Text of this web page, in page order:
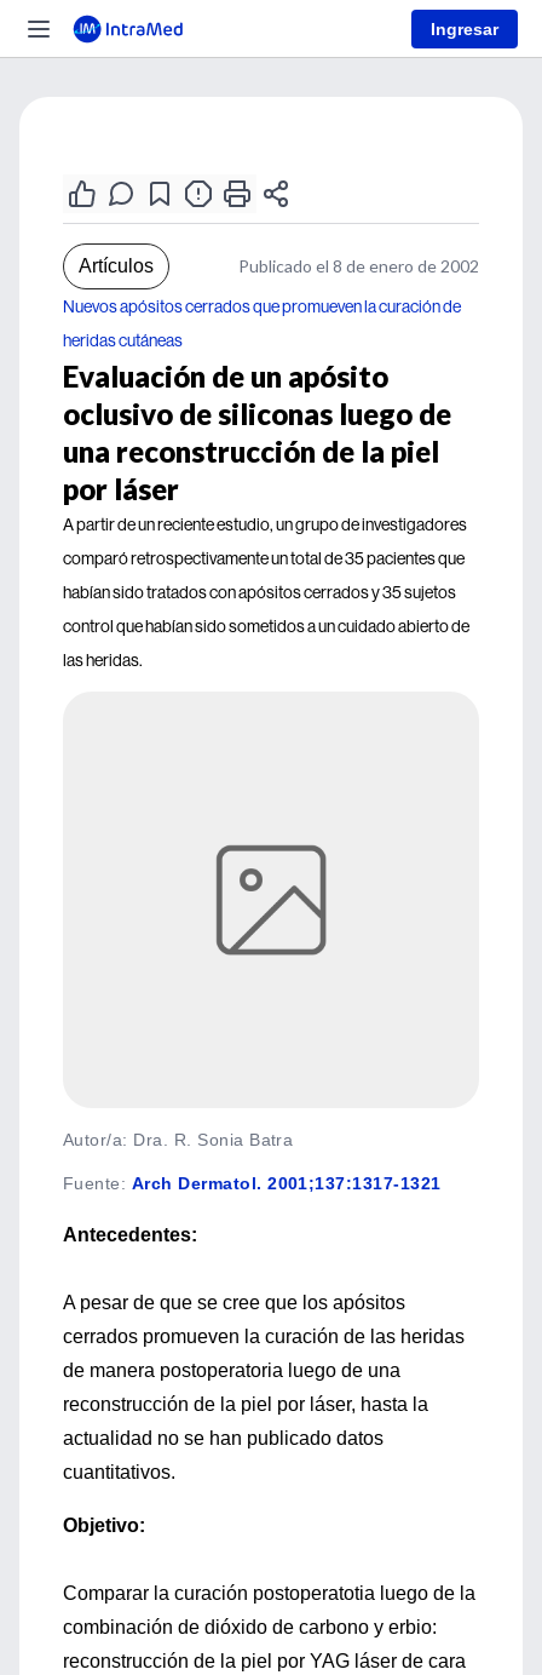
Ingresar
Artículos Publicado el 8 de enero de 2002
Nuevos apósitos cerrados que promueven la curación de
heridas cutáneas
Evaluación de un apósito
oclusivo de siliconas luego de
una reconstrucción de la piel
por láser
A partir de un reciente estudio, un grupo de investigadores
comparó retrospectivamente un total de 35 pacientes que
habían sido tratados con apósitos cerrados y 35 sujetos
control que habían sido sometidos a un cuidado abierto de
las heridas.
Autor/a: Dra. R. Sonia Batra
Fuente: Arch Dermatol. 2001;137:1317-1321
Antecedentes:
A pesar de que se cree que los apósitos
cerrados promueven la curación de las heridas
de manera postoperatoria luego de una
reconstrucción de la piel por láser, hasta la
actualidad no se han publicado datos
cuantitativos.
Objetivo:
Comparar la curación postoperatotia luego de la
combinación de dióxido de carbono y erbio:
reconstrucción de la piel por YAG láser de cara